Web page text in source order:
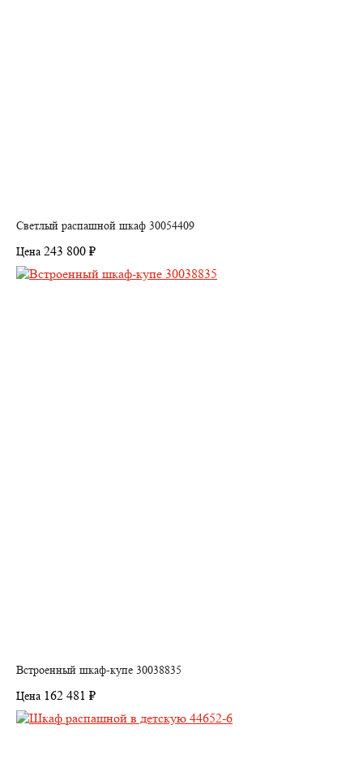
Светлый распашной шкаф 30054409
Цена 243 800 ₽
Встроенный шкаф-купе 30038835
Цена 162 481 ₽